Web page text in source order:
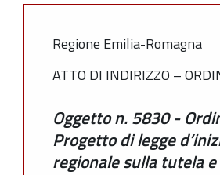
Regione Emilia-Romagna
ATTO DI INDIRIZZO –
Oggetto n. 5830 -
Progetto di legge
regionale sulla tutela